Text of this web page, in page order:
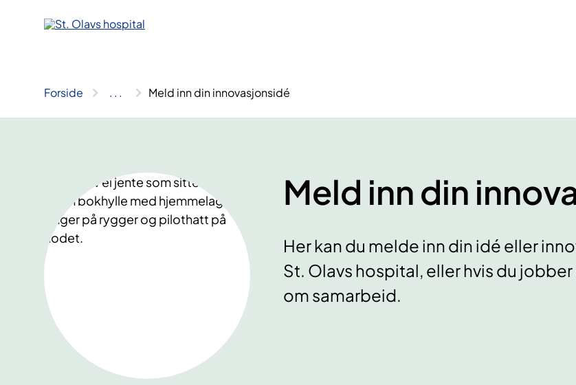
Forside .. . Meld inn din innovasjonsidé
Meld inn din
Her kan du melde inn din idé eller
St. Olavs hospital, eller hvis du
om samarbeid.